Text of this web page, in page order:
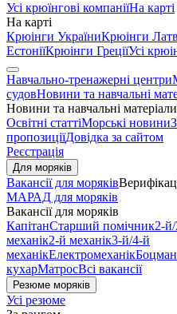
Усі крюїнгові компаніїНа карті
На карті
Крюінги УкраїниКрюінги
ЕстоніїКрюінги ГреціїУсі
Навчально-тренажерні центри
судовНовини та навчальні
Новини та навчальні матеріали
Освітні статтіМорські новини
пропозиціїДовідка за сайтом
Реєстрація
Для моряків
Вакансії для моряків
МАРАД для моряків
Вакансії для моряків
КапітанСтарший помічник2-
механік2-й механік3-й/4-й
механікЕлектромеханікБоцман
кухарМатросВсі вакансії
Резюме моряків
Усі резюме